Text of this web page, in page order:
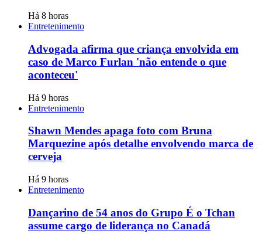
Há 8 horas
Entretenimento
Advogada afirma que criança envolvida em
caso de Marco Furlan 'não entende o que
aconteceu'
Há 9 horas
Entretenimento
Shawn Mendes apaga foto com Bruna
Marquezine após detalhe envolvendo marca de
cerveja
Há 9 horas
Entretenimento
Dançarino de 54 anos do Grupo É o Tchan
assume cargo de liderança no Canadá